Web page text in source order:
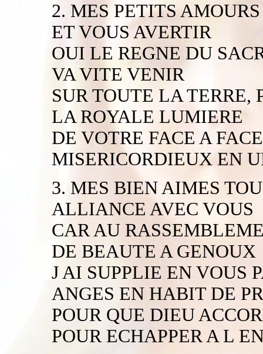
2. MES PETITS
ET VOUS AVERTIR
OUI LE REGNE DU
VA VITE VENIR
SUR TOUTE LA TERRE,
LA ROYALE LUMIERE
DE VOTRE FACE A
MISERICORDIEUX EN
3. MES BIEN AIMES
ALLIANCE AVEC VOUS
CAR AU
DE BEAUTE A GENOUX
J AI SUPPLIE EN VOUS
ANGES EN HABIT DE
POUR QUE DIEU
POUR ECHAPPER A L